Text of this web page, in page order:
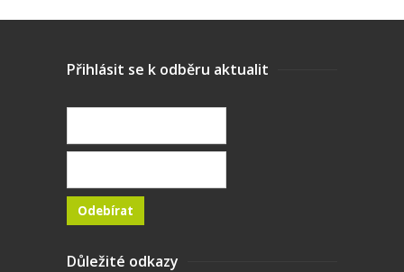
Přihlásit se k odběru aktualit
Důležité odkazy